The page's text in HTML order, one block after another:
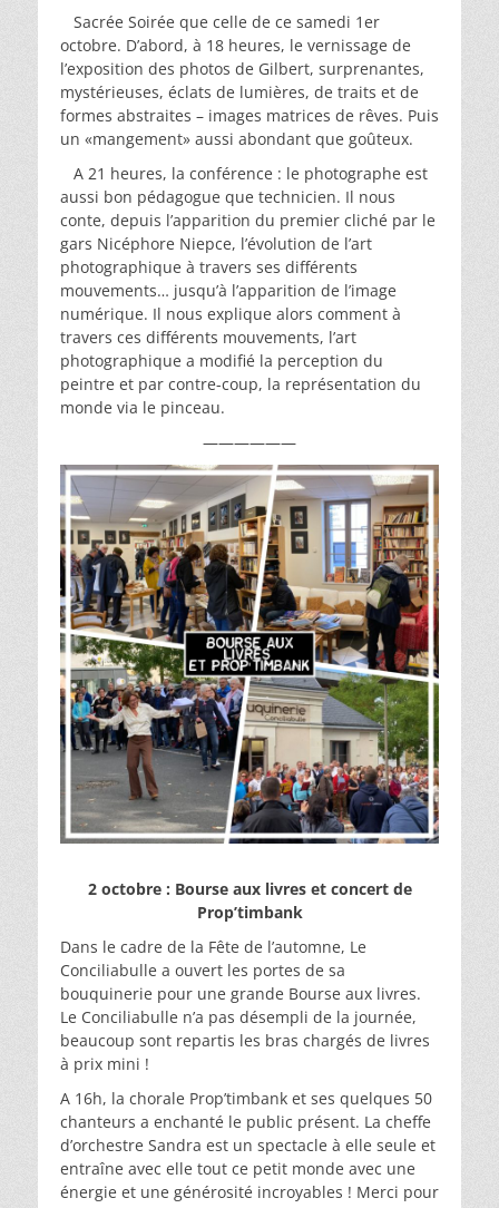
Sacrée Soirée que celle de ce samedi 1er
octobre. D’abord, à 18 heures, le vernissage de
l’exposition des photos de Gilbert, surprenantes,
mystérieuses, éclats de lumières, de traits et de
formes abstraites – images matrices de rêves. Puis
un «mangement» aussi abondant que goûteux.
A 21 heures, la conférence : le photographe est
aussi bon pédagogue que technicien. Il nous
conte, depuis l’apparition du premier cliché par le
gars Nicéphore Niepce, l’évolution de l’art
photographique à travers ses différents
mouvements… jusqu’à l’apparition de l’image
numérique. Il nous explique alors comment à
travers ces différents mouvements, l’art
photographique a modifié la perception du
peintre et par contre-coup, la représentation du
monde via le pinceau.
——————
2 octobre : Bourse aux livres et concert de
Prop’timbank
Dans le cadre de la Fête de l’automne, Le
Conciliabulle a ouvert les portes de sa
bouquinerie pour une grande Bourse aux livres.
Le Conciliabulle n’a pas désempli de la journée,
beaucoup sont repartis les bras chargés de livres
à prix mini !
A 16h, la chorale Prop’timbank et ses quelques 50
chanteurs a enchanté le public présent. La cheffe
d’orchestre Sandra est un spectacle à elle seule et
entraîne avec elle tout ce petit monde avec une
énergie et une générosité incroyables ! Merci pour